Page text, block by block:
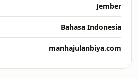
Jember
Bahasa Indonesia
manhajulanbiya.com